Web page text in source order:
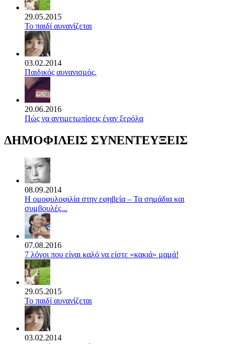
29.05.2015
Το παιδί αυνανίζεται
03.02.2014
Παιδικός αυνανισμός.
20.06.2016
Πώς να αντιμετωπίσεις έναν ξερόλα
ΔΗΜΟΦΙΛΕΙΣ ΣΥΝΕΝΤΕΥΞΕΙΣ
08.09.2014
Η ομοφυλοφιλία στην εφηβεία – Τα σημάδια και
συμβουλές...
07.08.2016
7 λόγοι που είναι καλό να είστε «κακιά» μαμά!
29.05.2015
Το παιδί αυνανίζεται
03.02.2014